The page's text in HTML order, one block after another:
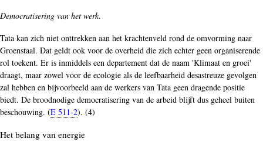
Democratisering van het werk.
Tata kan zich niet onttrekken aan het krachtenveld rond de omvorming naar
Groenstaal. Dat geldt ook voor de overheid die zich echter geen organiserende
rol toekent. Er is inmiddels een departement dat de naam 'Klimaat en groei'
draagt, maar zowel voor de ecologie als de leefbaarheid desastreuze gevolgen
zal hebben en bijvoorbeeld aan de werkers van Tata geen dragende positie
biedt. De broodnodige democratisering van de arbeid blijft dus geheel buiten
beschouwing. (E 511-2). (4)
Het belang van energie